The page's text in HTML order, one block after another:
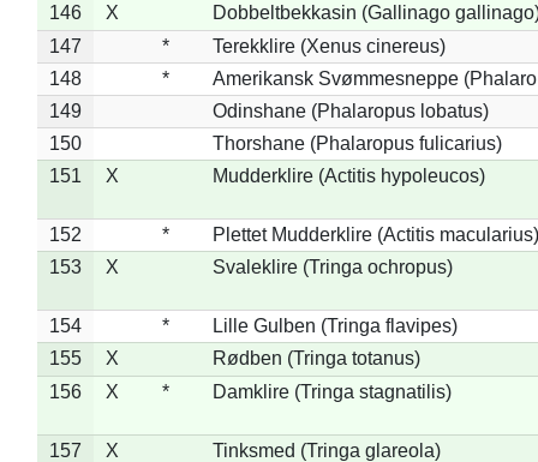
146
X
Dobbeltbekkasin (Gallinago
147
*
Terekklire (Xenus cinereus)
148
*
Amerikansk Svømmesneppe
149
Odinshane (Phalaropus lobatus)
150
Thorshane (Phalaropus fulicarius)
151
X Mudderklire (Actitis hypoleucos)
152 *
Plettet Mudderklire (Actitis macularius)
153
X Svaleklire (Tringa ochropus)
154 *
Lille Gulben (Tringa flavipes)
155
X
Rødben (Tringa totanus)
156
X * Damklire (Tringa stagnatilis)
157 X Tinksmed (Tringa glareola)